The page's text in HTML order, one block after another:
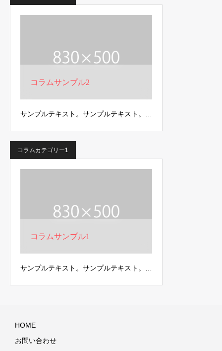
コラムサンプル2
サンプルテキスト。サンプルテキスト。…
コラムカテゴリー1
コラムサンプル1
サンプルテキスト。サンプルテキスト。…
HOME
お問い合わせ